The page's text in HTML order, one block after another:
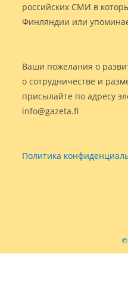
российских СМИ в
Финляндии или
Ваши пожелания о
о сотрудничестве и
присылайте по адресу
info@gazeta.fi
Политика
©